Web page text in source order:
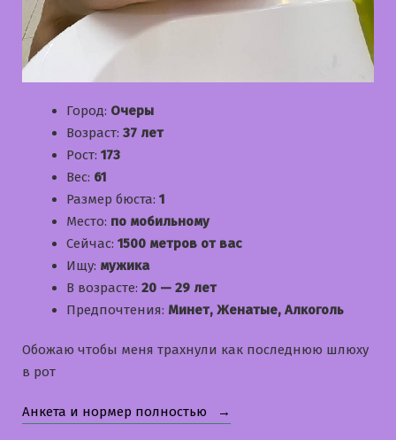
Город: Очеры
Возраст: 37 лет
Рост: 173
Вес: 61
Размер бюста: 1
Место: по мобильному
Сейчас: 1500 метров от вас
Ищу: мужика
В возрасте: 20 — 29 лет
Предпочтения: Минет, Женатые, Алкоголь
Обожаю чтобы меня трахнули как последнюю шлюху
в рот
Анкета и нормер полностью «Наташенька»